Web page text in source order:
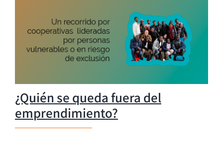
¿Quién se queda fuera del
emprendimiento?